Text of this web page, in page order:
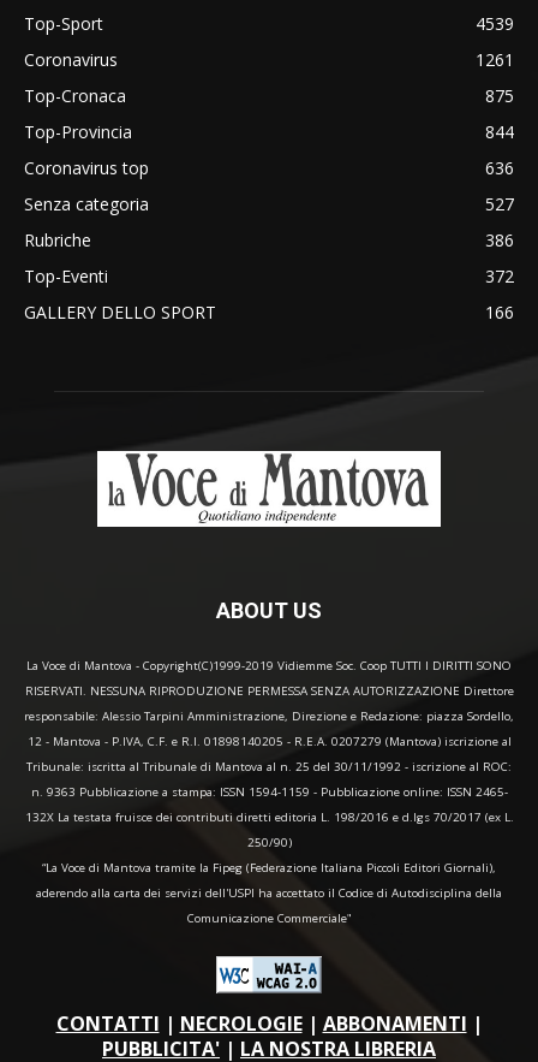
Top-Sport
4539
Coronavirus
1261
Top-Cronaca
875
Top-Provincia
844
Coronavirus top
636
Senza categoria
527
Rubriche
386
Top-Eventi
372
GALLERY DELLO SPORT
166
ABOUT US
La Voce di Mantova - Copyright(C)1999-2019 Vidiemme Soc. Coop TUTTI I DIRITTI SONO
RISERVATI. NESSUNA RIPRODUZIONE PERMESSA SENZA AUTORIZZAZIONE Direttore
responsabile: Alessio Tarpini Amministrazione, Direzione e Redazione: piazza Sordello,
12 - Mantova - P.IVA, C.F. e R.I. 01898140205 - R.E.A. 0207279 (Mantova) iscrizione al
Tribunale: iscritta al Tribunale di Mantova al n. 25 del 30/11/1992 - iscrizione al ROC:
n. 9363 Pubblicazione a stampa: ISSN 1594-1159 - Pubblicazione online: ISSN 2465-
132X La testata fruisce dei contributi diretti editoria L. 198/2016 e d.lgs 70/2017 (ex L.
250/90)
“La Voce di Mantova tramite la Fipeg (Federazione Italiana Piccoli Editori Giornali),
aderendo alla carta dei servizi dell'USPI ha accettato il Codice di Autodisciplina della
Comunicazione Commerciale"
CONTATTI | NECROLOGIE| ABBONAMENTI |
PUBBLICITA' | LA NOSTRA LIBRERIA